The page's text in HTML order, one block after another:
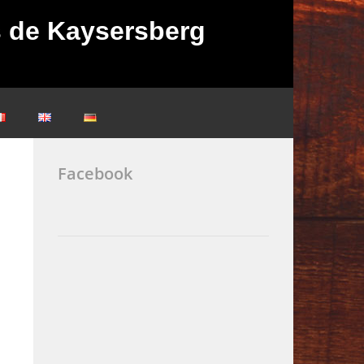
Kaysersberg
Facebook